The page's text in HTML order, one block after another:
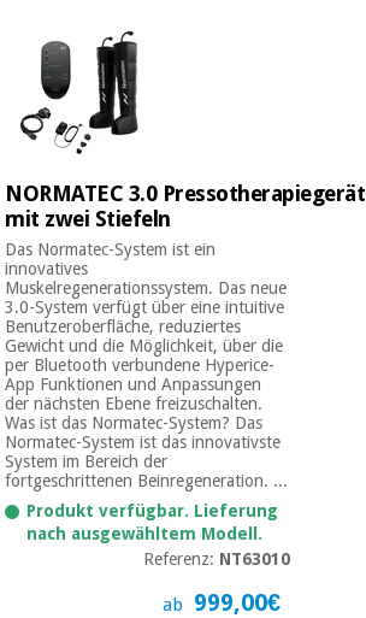
NORMATEC 3.0 Pressotherapiegerät
mit zwei Stiefeln
Das Normatec-System ist ein
innovatives
Muskelregenerationssystem. Das neue
3.0-System verfügt über eine intuitive
Benutzeroberfläche, reduziertes
Gewicht und die Möglichkeit, über die
per Bluetooth verbundene Hyperice-
App Funktionen und Anpassungen
der nächsten Ebene freizuschalten.
Was ist das Normatec-System? Das
Normatec-System ist das innovativste
System im Bereich der
fortgeschrittenen Beinregeneration. ...
Produkt verfügbar. Lieferung
nach ausgewähltem Modell.
Referenz: NT63010
ab 999,00€